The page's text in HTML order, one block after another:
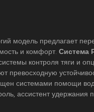
модель предлагает
и комфорт.Система
системы контроля тяги и
превосходную
системами помощи
ассистент